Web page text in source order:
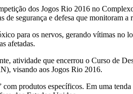
dos Jogos Rio 2016 no
de segurança e defesa que monitoram a
para os nervos, gerando vítimas
afetadas.
atividade que encerrou o Curso de
visando aos Jogos Rio 2016.
produtos específicos. Em uma